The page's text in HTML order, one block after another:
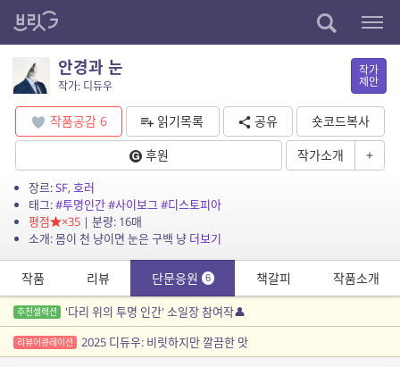
안경과 눈
작가: 디듀우
작가
제안
작품공감 6 읽기목록 공유
숏코드복사
후원
작가소개 +
장르:SF,호러
태그:#투명인간#사이보그#디스토피아
평점
×35| 분량: 16매
소개: 몸이 천 냥이면 눈은 구백 냥 더보기
작품 리뷰 단문응원 6 책갈피 작품소개
추천셀렉션 '다리 위의 투명 인간' 소일장 참여작👤
리뷰어큐레이션 2025 디듀우: 비릿하지만 깔끔한 맛